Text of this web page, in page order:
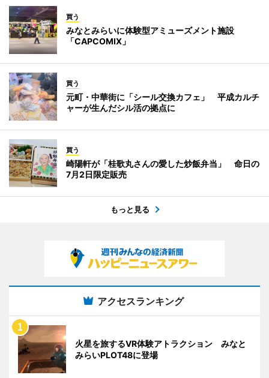
買う
みなとみらいに体験型アミューズメント施設
「CAPCOMIX」
買う
元町・中華街に「シール交換カフェ」 平成カルチ
ャーが生んだシル活の拠点に
買う
崎陽軒が「桂歌丸さんの愛した炒飯弁当」 命日の
7月2日限定販売
もっと見る
アクセスランキング
火星を旅するVR体験アトラクション みなと
みらいPLOT48に登場